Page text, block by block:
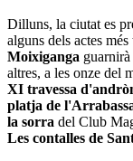
Dilluns, la ciutat es
alguns dels actes
Moixiganga
altres, a les onze del
XI travessa
platja de
la sorra del Club
Les contalles de